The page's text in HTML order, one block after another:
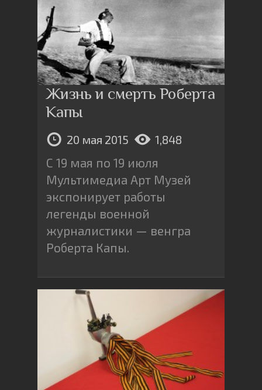
Жизнь и смерть Роберта
Капы
20 мая 2015 1,848
С 19 мая по 19 июля
Мультимедиа Арт Музей
экспонирует работы
легенды военной
журналистики — венгра
Роберта Капы.